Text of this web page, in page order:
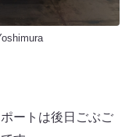
ートは後日ごぶご